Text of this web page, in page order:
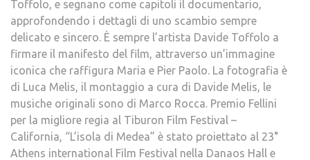
Toffolo, e segnano come capitoli il documentario,
approfondendo i dettagli di uno scambio sempre
delicato e sincero. È sempre l’artista Davide Toffolo a
firmare il manifesto del film, attraverso un’immagine
iconica che raffigura Maria e Pier Paolo. La fotografia è
di Luca Melis, il montaggio a cura di Davide Melis, le
musiche originali sono di Marco Rocca. Premio Fellini
per la migliore regia al Tiburon Film Festival –
California, “L’isola di Medea” è stato proiettato al 23°
Athens international Film Festival nella Danaos Hall e